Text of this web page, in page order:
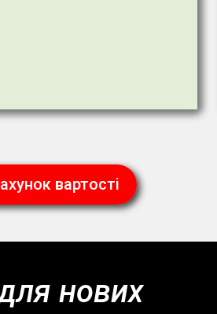
вартості
нових